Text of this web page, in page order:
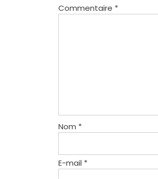
Commentaire *
Nom *
E-mail *